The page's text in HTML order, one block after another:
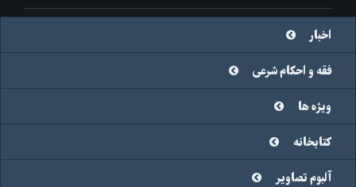
اخبار
فقه و احکام شرعی
ویژه ها
کتابخانه
آلبوم تصاویر